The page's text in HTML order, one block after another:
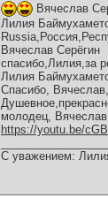
Вячеслав
Лилия
Вячеслав Серёгин
спасибо,Лилия,за
Лилия
Спасибо,
молодец,
https://youtu.be/
С уважением: